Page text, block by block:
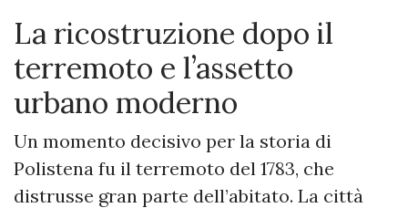
La ricostruzione dopo il
terremoto e l’assetto
urbano moderno
Un momento decisivo per la storia di
Polistena fu il terremoto del 1783, che
distrusse gran parte dell’abitato. La città